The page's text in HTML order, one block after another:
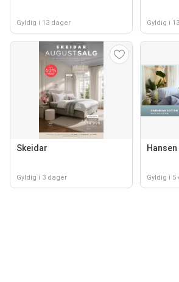
Gyldig i 13 dager Gyldig i
Skeidar
Gyldig i 3 dager
Hansen
Gyldig i 5